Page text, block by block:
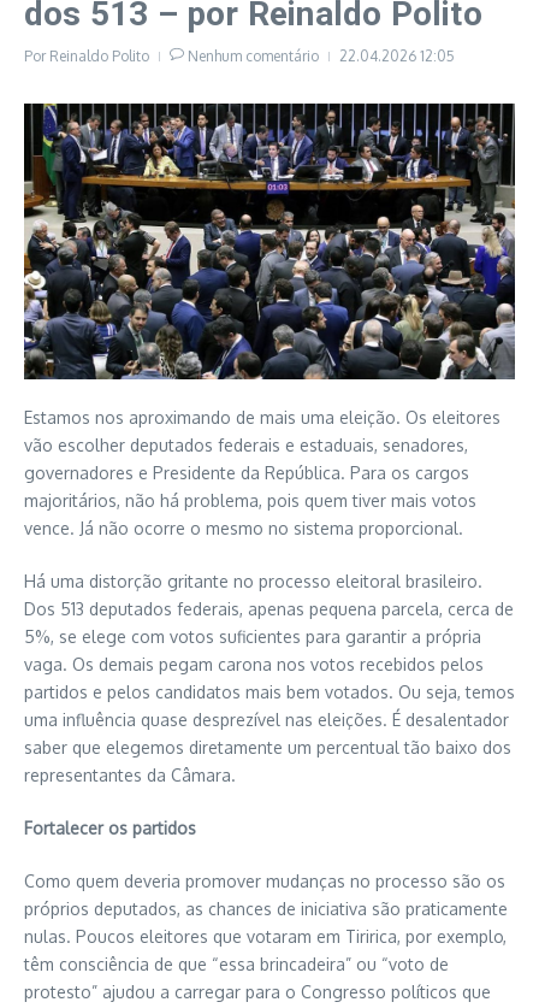
dos 513 – por Reinaldo Polito
Por Reinaldo Polito Nenhum comentário 22.04.2026 12:05
Estamos nos aproximando de mais uma eleição. Os eleitores
vão escolher deputados federais e estaduais, senadores,
governadores e Presidente da República. Para os cargos
majoritários, não há problema, pois quem tiver mais votos
vence. Já não ocorre o mesmo no sistema proporcional.
Há uma distorção gritante no processo eleitoral brasileiro.
Dos 513 deputados federais, apenas pequena parcela, cerca de
5%, se elege com votos suficientes para garantir a própria
vaga. Os demais pegam carona nos votos recebidos pelos
partidos e pelos candidatos mais bem votados. Ou seja, temos
uma influência quase desprezível nas eleições. É desalentador
saber que elegemos diretamente um percentual tão baixo dos
representantes da Câmara.
Fortalecer os partidos
Como quem deveria promover mudanças no processo são os
próprios deputados, as chances de iniciativa são praticamente
nulas. Poucos eleitores que votaram em Tiririca, por exemplo,
têm consciência de que “essa brincadeira” ou “voto de
protesto” ajudou a carregar para o Congresso políticos que